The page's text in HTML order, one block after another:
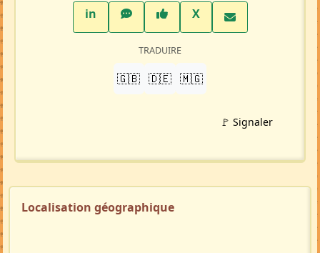
inLinkedInWhatsAppFacebook
XTwitter X
TRADUIRE
🇬🇧 🇩🇪 🇲🇬
🚩 Signaler
Localisation géographique